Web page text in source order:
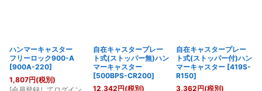
ハンマーキャスター
フリーロック900-A
[900A-220]
1,807円(税別)
自在キャスタープレー
ト式(ストッパー無)ハン
マーキャスター
[500BPS-CR200]
12,342円(税別)
自在キャスタープレー
ト式(ストッパー付)ハン
マーキャスター [419S-
R150]
3,362円(税別)